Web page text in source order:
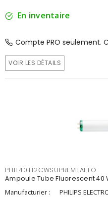
En inventaire
Compte PRO seulement.
VOIR LES DÉTAILS
PHIF40T12CWSUPREMEALTO
Ampoule Tube Fluorescent 40
Manufacturier :
PHILIPS